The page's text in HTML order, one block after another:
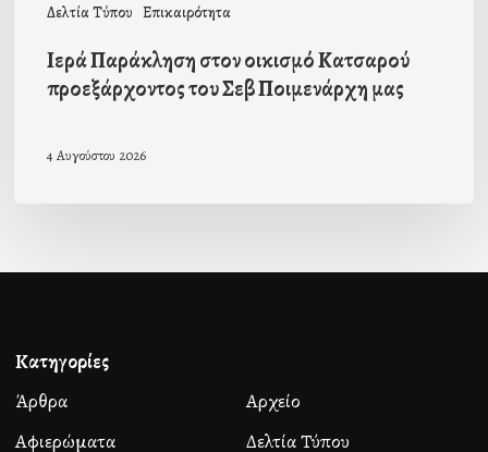
Δελτία Τύπου Επικαιρότητα
Ιερά Παράκληση στον οικισμό Κατσαρού
προεξάρχοντος του Σεβ Ποιμενάρχη μας
4 Αυγούστου 2026
Κατηγορίες
Άρθρα
Αρχείο
Αφιερώματα
Δελτία Τύπου